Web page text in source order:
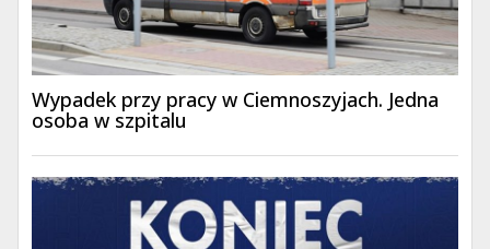
Wypadek przy pracy w Ciemnoszyjach. Jedna
osoba w szpitalu